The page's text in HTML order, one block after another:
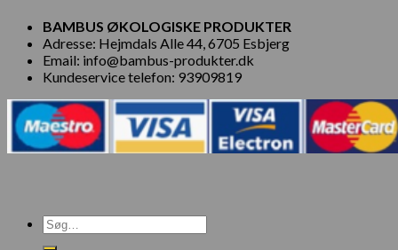
BAMBUS ØKOLOGISKE PRODUKTER
Adresse: Hejmdals Alle 44, 6705 Esbjerg
Email: info@bambus-produkter.dk
Kundeservice telefon: 93909819
Søg
efter: